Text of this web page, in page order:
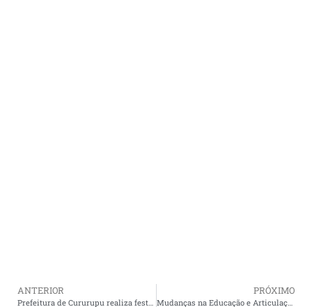
ANTERIOR PRÓXIMO
Mudanças na Educação e Articulação Política sinalizam novos rumos para Cururupu